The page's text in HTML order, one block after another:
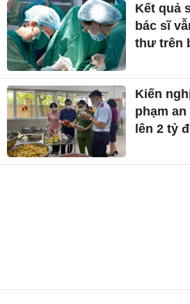
Kết quả
bác sĩ
thư trên
Kiến
phạm
lên 2 tỷ